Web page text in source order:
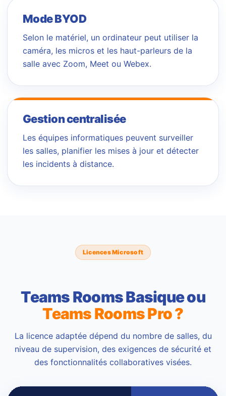
Mode BYOD
Selon le matériel, un ordinateur peut utiliser la
caméra, les micros et les haut-parleurs de la
salle avec Zoom, Meet ou Webex.
Gestion centralisée
Les équipes informatiques peuvent surveiller
les salles, planifier les mises à jour et détecter
les incidents à distance.
Licences Microsoft
Teams Rooms Basique ou
Teams Rooms Pro ?
La licence adaptée dépend du nombre de salles, du
niveau de supervision, des exigences de sécurité et
des fonctionnalités collaboratives visées.